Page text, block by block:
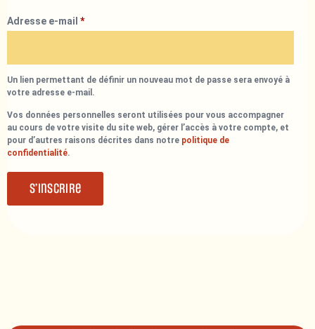
Adresse e-mail *
Un lien permettant de définir un nouveau mot de passe sera envoyé à
votre adresse e-mail.
Vos données personnelles seront utilisées pour vous accompagner
au cours de votre visite du site web, gérer l’accès à votre compte, et
pour d’autres raisons décrites dans notre politique de
confidentialité.
S’inscrire